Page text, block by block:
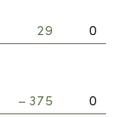
29
0
– 375
0